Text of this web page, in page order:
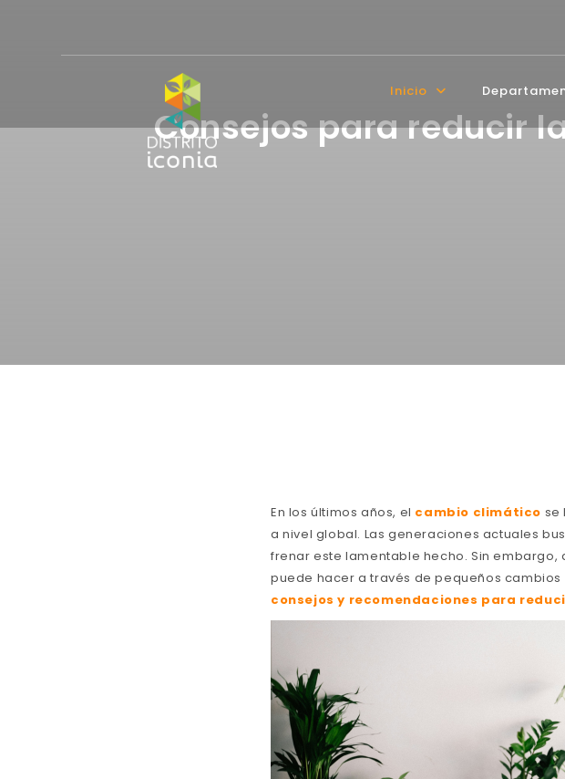
Inicio
Consejos para reducir
En los últimos años, el cambio climático se
a nivel global. Las generaciones actuales
frenar este lamentable hecho. Sin
puede hacer a través de pequeños
consejos y recomendaciones para